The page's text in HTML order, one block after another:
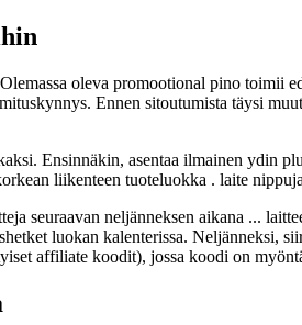
oleva promootional pino
Ennen sitoutumista täysi
Ensinnäkin, asentaa ilmainen ydin
liikenteen tuoteluokka . laite
seuraavan neljänneksen aikana ...
luokan kalenterissa. Neljänneksi,
affiliate koodit), jossa koodi on